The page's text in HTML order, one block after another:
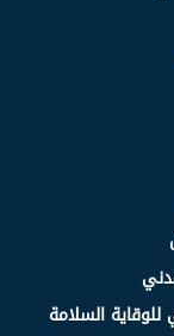
للوقاية السلامة